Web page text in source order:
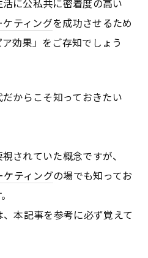
に公私共に密着度の高い
ケティングを成功させるため
効果」をご存知でしょう
からこそ知っておきたい
されていた概念ですが、
ケティングの場でも知ってお
本記事を参考に必ず覚えて